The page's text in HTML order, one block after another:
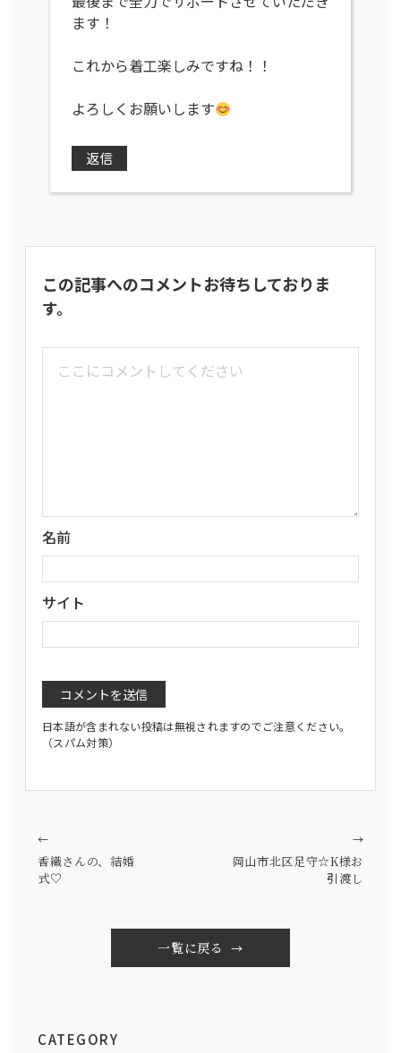
ます！
これから着工楽しみですね！！
よろしくお願いします
返信
この記事へのコメントお待ちしておりま
す。
名前
サイト
日本語が含まれない投稿は無視されますのでご注意ください。
（スパム対策）
香織さんの、結婚
式♡
←
一覧に戻る
岡山市北区足守☆K様お
引渡し
→
CATEGORY